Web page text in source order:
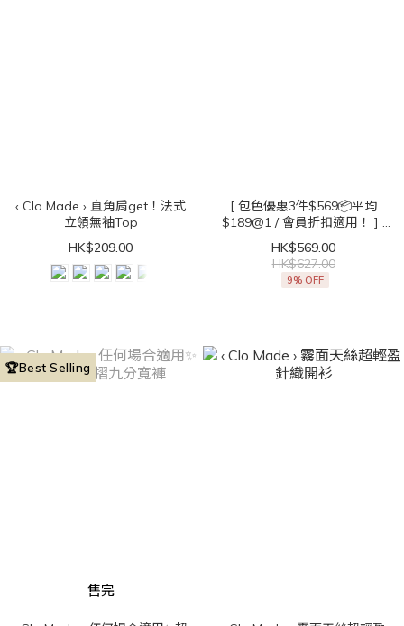
‹ Clo Made › 直角肩get！法式
立領無袖Top
HK$209.00
[ 包色優惠3件$569📦平均
$189@1 / 會員折扣適用！ ] ‹
Clo Made › 直角肩get！法式
立領無袖Top
HK$569.00
HK$627.00
9% OFF
🏆Best Selling
售完